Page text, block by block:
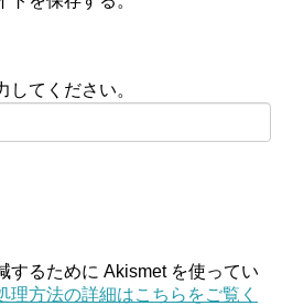
してください。
するために Akismet を使ってい
理方法の詳細はこちらをご覧く